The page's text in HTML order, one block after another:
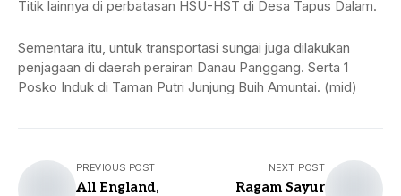
Titik lainnya di perbatasan HSU-HST di Desa Tapus Dalam.
Sementara itu, untuk transportasi sungai juga dilakukan
penjagaan di daerah perairan Danau Panggang. Serta 1
Posko Induk di Taman Putri Junjung Buih Amuntai. (mid)
PREVIOUS POST
All England,
NEXT POST
Ragam Sayur